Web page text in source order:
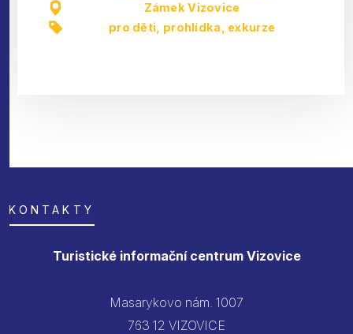
Zámek Vizovice
pro děti prohlídka, exkurze
KONTAKTY
Turistické informační centrum Vizovice
Masarykovo nám. 1007
763 12 VIZOVICE